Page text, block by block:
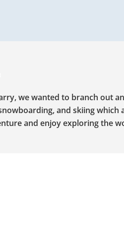
we wanted to branch out
and skiing which
and enjoy exploring the